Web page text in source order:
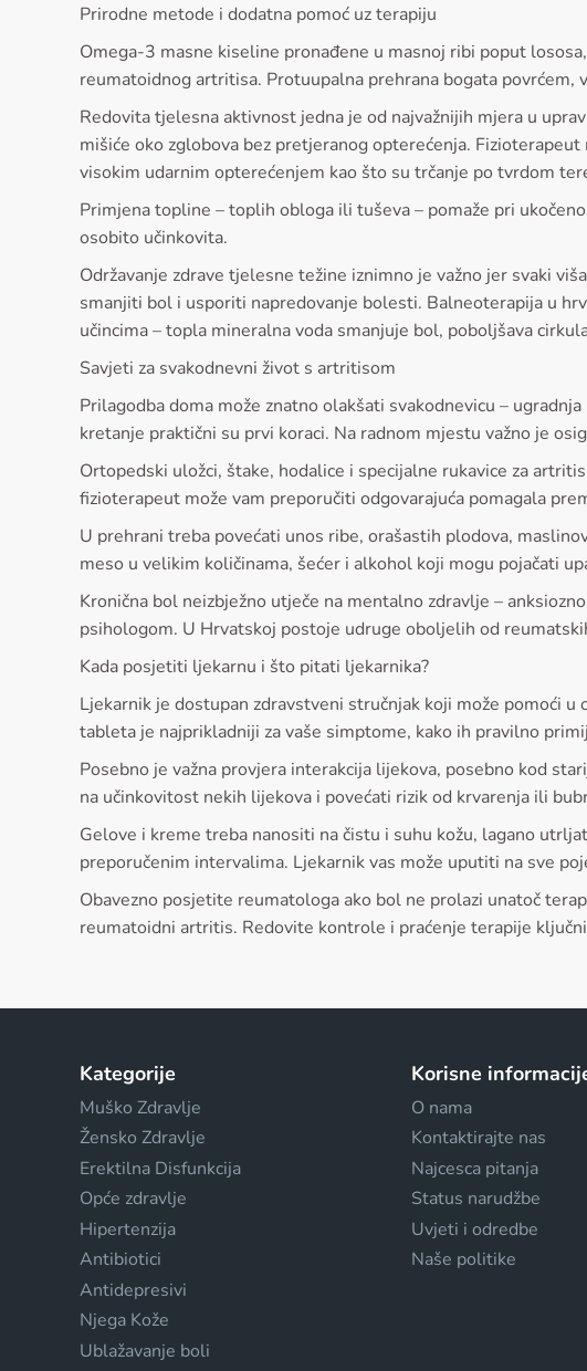
Prirodne metode i dodatna pomoć uz terapiju
Omega-3 masne kiseline pronađene u masnoj ribi poput
reumatoidnog artritisa. Protuupalna prehrana bogata
Redovita tjelesna aktivnost jedna je od najvažnijih mjera u
mišiće oko zglobova bez pretjeranog opterećenja.
visokim udarnim opterećenjem kao što su trčanje po tvrdom
Primjena topline – toplih obloga ili tuševa – pomaže pri
osobito učinkovita.
Održavanje zdrave tjelesne težine iznimno je važno jer svaki
smanjiti bol i usporiti napredovanje bolesti. Balneoterapija u
učincima – topla mineralna voda smanjuje bol, poboljšava
Savjeti za svakodnevni život s artritisom
Prilagodba doma može znatno olakšati svakodnevicu –
kretanje praktični su prvi koraci. Na radnom mjestu važno je
Ortopedski uložci, štake, hodalice i specijalne rukavice za
fizioterapeut može vam preporučiti odgovarajuća pomagala
U prehrani treba povećati unos ribe, orašastih plodova,
meso u velikim količinama, šećer i alkohol koji mogu pojačati
Kronična bol neizbježno utječe na mentalno zdravlje –
psihologom. U Hrvatskoj postoje udruge oboljelih od
Kada posjetiti ljekarnu i što pitati ljekarnika?
Ljekarnik je dostupan zdravstveni stručnjak koji može pomoći
tableta je najprikladniji za vaše simptome, kako ih pravilno
Posebno je važna provjera interakcija lijekova, posebno kod
na učinkovitost nekih lijekova i povećati rizik od krvarenja ili
Gelove i kreme treba nanositi na čistu i suhu kožu, lagano
preporučenim intervalima. Ljekarnik vas može uputiti na sve
Obavezno posjetite reumatologa ako bol ne prolazi unatoč
reumatoidni artritis. Redovite kontrole i praćenje terapije
Kategorije
Muško Zdravlje
Žensko Zdravlje
Erektilna Disfunkcija
Opće zdravlje
Hipertenzija
Antibiotici
Antidepresivi
Njega Kože
Ublažavanje boli
Korisne
O nama
Kontaktirajte nas
Najcesca pitanja
Status narudžbe
Uvjeti i odredbe
Naše politike